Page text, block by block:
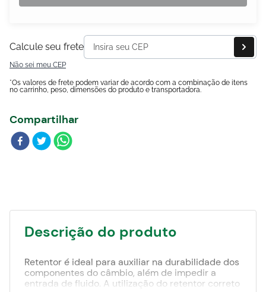
Calcule seu frete
Não sei meu CEP
*Os valores de frete podem variar de acordo com a combinação de itens
no carrinho, peso, dimensões do produto e transportadora.
Compartilhar
Descrição do produto
Retentor é ideal para auxiliar na durabilidade dos
componentes do câmbio, além de impedir a
entrada de fluido. A utilização do retentor correto
Blog